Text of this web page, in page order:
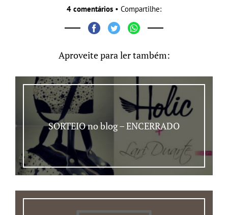
4 comentários • Compartilhe:
Aproveite para ler também:
SORTEIO no blog – ENCERRADO